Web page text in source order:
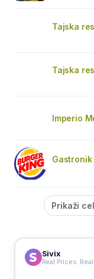
Tajska
Tajska
Imperio
Gastronik
Prikaži
Sivix
Real Prices. Real